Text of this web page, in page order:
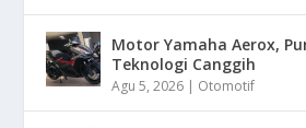
Motor Yamaha Aerox,
Teknologi Canggih
Agu 5, 2026 | Otomotif